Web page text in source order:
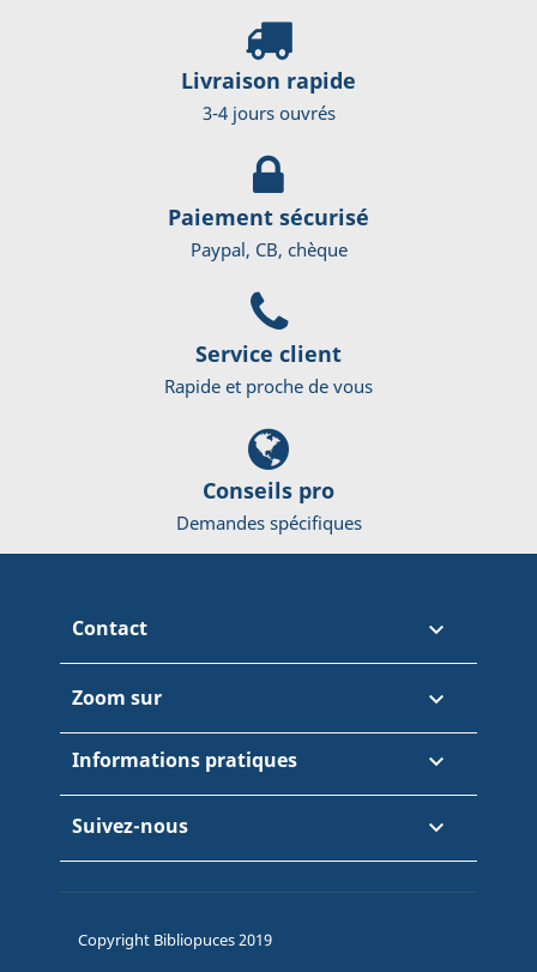
Livraison rapide
3-4 jours ouvrés
Paiement sécurisé
Paypal, CB, chèque
Service client
Rapide et proche de vous
Conseils pro
Demandes spécifiques
Contact 
Zoom sur 
Informations pratiques 
Suivez-nous 
Copyright Bibliopuces 2019